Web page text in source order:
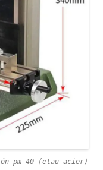
pm 40 (etau acier)